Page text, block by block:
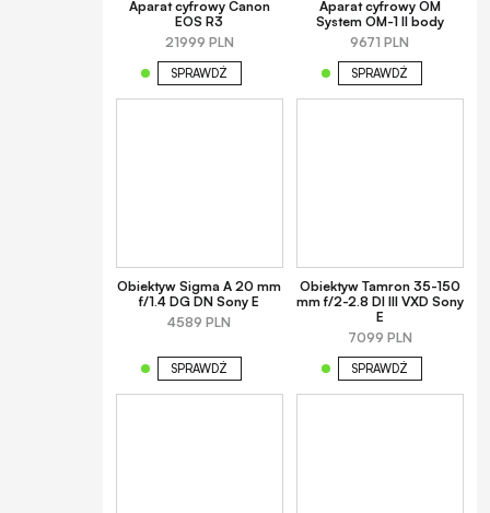
Aparat cyfrowy Canon
EOS R3
21999 PLN
SPRAWDŹ
Aparat cyfrowy OM
System OM-1 II body
9671 PLN
SPRAWDŹ
Obiektyw Sigma A 20 mm
f/1.4 DG DN Sony E
4589 PLN
SPRAWDŹ
Obiektyw Tamron 35-150
mm f/2-2.8 DI III VXD Sony
E
7099 PLN
SPRAWDŹ